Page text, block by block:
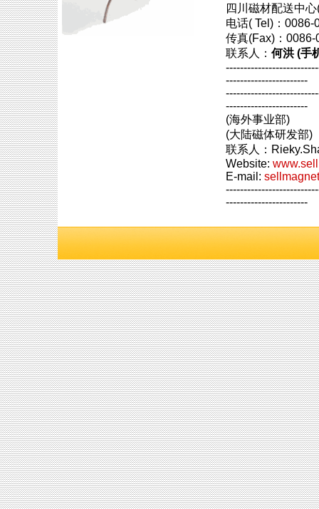
四川磁材配送中
电话( Tel)：
传真(Fax)：
联系人： 何洪 (手
-----------------------
-----------------------
(海外事业部)
(大陆磁体研发部)
联系人：
Website:
E-mail:
-----------------------